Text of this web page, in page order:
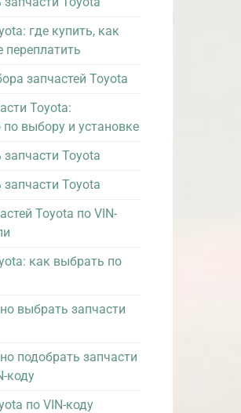
где купить, как
переплатить
запчастей Toyota
Toyota:
по выбору и установке
Toyota
Toyota
Toyota по VIN-
как выбрать по
выбрать запчасти
подобрать запчасти
коду
по VIN-коду